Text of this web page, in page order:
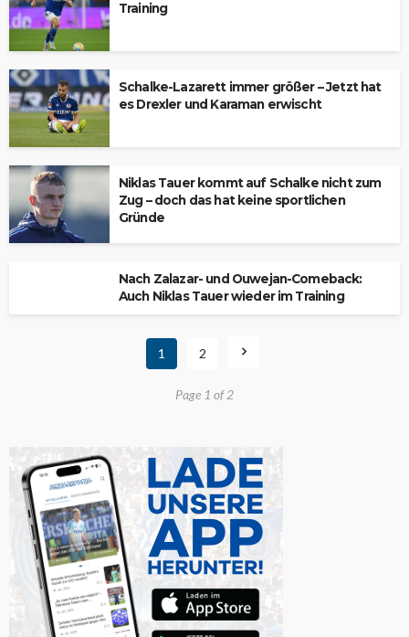
Training
Schalke-Lazarett immer größer – Jetzt hat
es Drexler und Karaman erwischt
Niklas Tauer kommt auf Schalke nicht zum
Zug – doch das hat keine sportlichen
Gründe
Nach Zalazar- und Ouwejan-Comeback:
Auch Niklas Tauer wieder im Training
1 2
Page 1 of 2